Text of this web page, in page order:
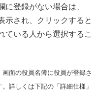
に登録がない場合は、
示され、クリックすると
ている人から選択するこ
面の役員名簿に役員が登録さ
詳しくは下記の「詳細仕様」